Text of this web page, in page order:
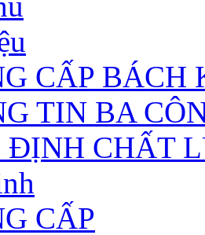
CẤP BÁCH
TIN BA
CHẤT
CẤP